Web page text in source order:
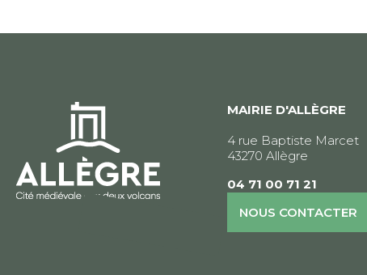
l’article
MAIRIE D'ALLÈGRE
4 rue Baptiste Marcet
43270 Allègre
04 71 00 71 21
NOUS CONTACTER